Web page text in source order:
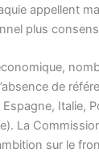
appellent
plus
de
Italie,
La
sur le